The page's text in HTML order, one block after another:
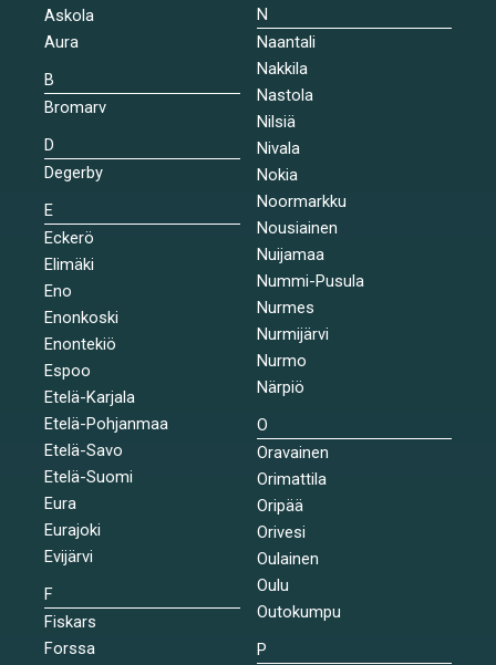
Askola
Aura
B
Bromarv
D
Degerby
E
Eckerö
Elimäki
Eno
Enonkoski
Enontekiö
Espoo
Etelä-Karjala
Etelä-Pohjanmaa
Etelä-Savo
Etelä-Suomi
Eura
Eurajoki
Evijärvi
F
Fiskars
Forssa
N
Naantali
Nakkila
Nastola
Nilsiä
Nivala
Nokia
Noormarkku
Nousiainen
Nuijamaa
Nummi-Pusula
Nurmes
Nurmijärvi
Nurmo
Närpiö
O
Oravainen
Orimattila
Oripää
Orivesi
Oulainen
Oulu
Outokumpu
P